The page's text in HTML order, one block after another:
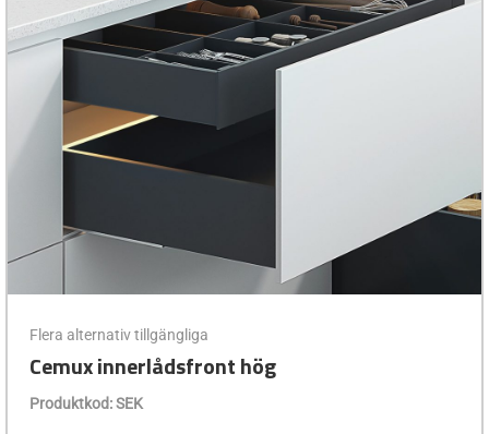
Flera alternativ tillgängliga
Cemux innerlådsfront hög
Produktkod: SEK